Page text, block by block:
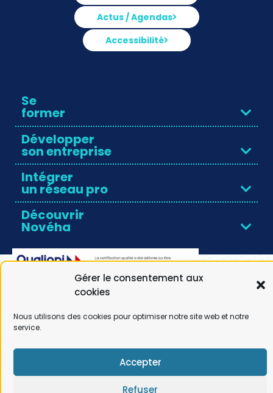
Gérer le consentement aux
cookies
Nous utilisons des cookies pour optimiser notre site web et notre
service.
Accepter
Refuser
Actus / Agendas
Accessibilité
Se
former
Développer
son entreprise
Intégrer
un réseau pro
Découvrir
Novéha
© Noveha |